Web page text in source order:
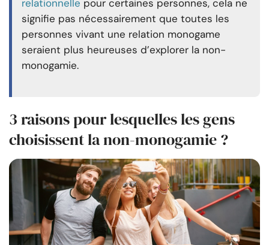
relationnelle pour certaines personnes, cela ne
signifie pas nécessairement que toutes les
personnes vivant une relation monogame
seraient plus heureuses d’explorer la non-
monogamie.
3 raisons pour lesquelles les gens
choisissent la non-monogamie ?